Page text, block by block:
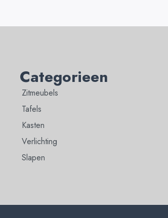
Categorieen
Zitmeubels
Tafels
Kasten
Verlichting
Slapen